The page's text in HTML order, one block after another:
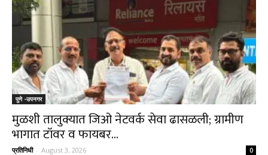
पुणे -उपनगर
मुळशी तालुक्यात जिओ नेटवर्क सेवा ढासळली; ग्रामीण
भागात टॉवर व फायबर...
प्रतिनिधी - August 3, 2026 0